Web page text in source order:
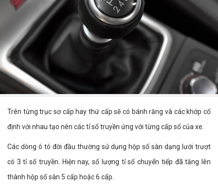
Trên từng trục sơ cấp hay thứ cấp sẽ có bánh răng và các khớp cố
định với nhau tạo nên các tỉ số truyền ứng với từng cấp số của xe.
Các dòng ô tô đời đầu thường sử dụng hộp số sàn dạng lưới trượt
có 3 tỉ số truyền. Hiện nay, số lượng tỉ số chuyển tiếp đã tăng lên
thành hộp số sàn 5 cấp hoặc 6 cấp.